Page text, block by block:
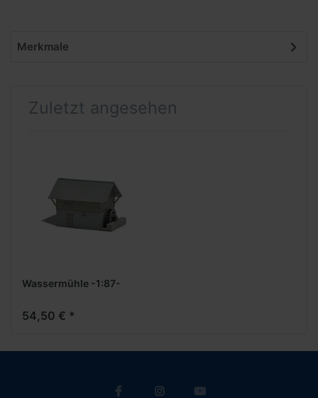
Merkmale
Zuletzt angesehen
Wassermühle -1:87-
54,50 € *